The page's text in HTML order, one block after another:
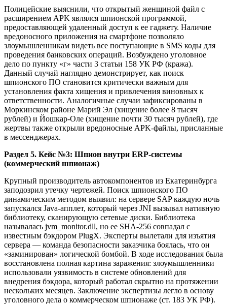
Полицейские выяснили, что открытый женщиной файл с
расширением APK являлся шпионской программой,
предоставляющей удаленный доступ к ее гаджету. Наличие
вредоносного приложения на смартфоне позволяло
злоумышленникам видеть все поступающие в SMS коды для
проведения банковских операций. Возбуждено уголовное
дело по пункту «г» части 3 статьи 158 УК РФ (кража).
Данный случай наглядно демонстрирует, как поиск
шпионского ПО становится критически важным для
установления факта хищения и привлечения виновных к
ответственности. Аналогичные случаи зафиксированы в
Моркинском районе Марий Эл (хищение более 8 тысяч
рублей) и Йошкар-Оле (хищение почти 30 тысяч рублей), где
жертвы также открыли вредоносные APK-файлы, присланные
в мессенджерах.
Раздел 5. Кейс №3: Шпион внутри ERP-системы
(коммерческий шпионаж)
Крупный производитель автокомпонентов из Екатеринбурга
заподозрил утечку чертежей. Поиск шпионского ПО
динамическим методом выявил: на сервере SAP каждую ночь
запускался Java-апплет, который через JNI вызывал нативную
библиотеку, сканирующую сетевые диски. Библиотека
называлась jvm_monitor.dll, но ее SHA-256 совпадал с
известным бэкдором PlugX. Эксперты вылетали для изъятия
сервера — команда безопасности заказчика боялась, что он
«заминирован» логической бомбой. В ходе исследования была
восстановлена полная картина заражения: злоумышленники
использовали уязвимость в системе обновлений для
внедрения бэкдора, который работал скрытно на протяжении
нескольких месяцев. Заключение экспертизы легло в основу
уголовного дела о коммерческом шпионаже (ст. 183 УК РФ).